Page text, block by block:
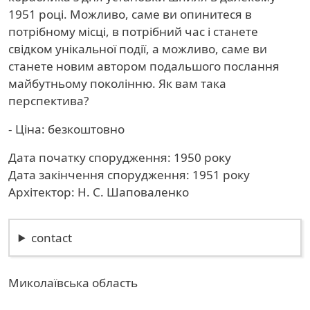
1951 році. Можливо, саме ви опинитеся в
потрібному місці, в потрібний час і станете
свідком унікальної події, а можливо, саме ви
станете новим автором подальшого послання
майбутньому поколінню. Як вам така
перспектива?
- Ціна: безкоштовно
Дата початку спорудження: 1950 року
Дата закінчення спорудження: 1951 року
Архітектор: Н. С. Шаповаленко
contact
Миколаївська область